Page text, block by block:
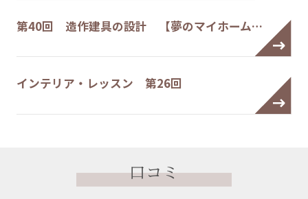
第40回 造作建具の設計 【夢のマイホーム…
インテリア・レッスン 第26回
口コミ